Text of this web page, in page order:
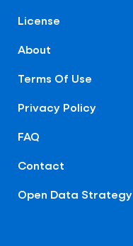
License
About
Terms Of Use
Privacy Policy
FAQ
Contact
Open Data Strategy